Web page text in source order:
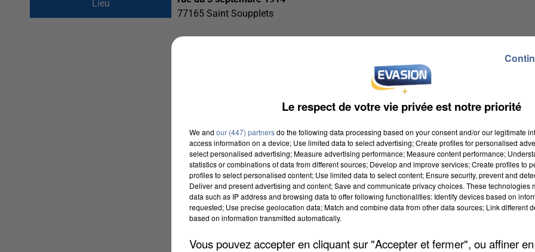
Lieu
77165 Saint Soupplets
Le respect de votre vie privée est notre priorité
We and our (447) partnersdo the following data processing based on your consent and/or our legitimate
access information on a device; Use limited data to select advertising; Create profiles for personalised
select personalised advertising; Measure advertising performance; Measure content performance;
statistics or combinations of data from different sources; Develop and improve services; Create profiles to
profiles to select personalised content; Use limited data to select content; Ensure security, prevent and
Deliver and present advertising and content; Save and communicate privacy choices. These technologies
data such as IP address and browsing data to offer following functionalities: Identify devices based on
requested; Use precise geolocation data; Match and combine data from other data sources; Link different
based on information transmitted automatically.
Vous pouvez accepter en cliquant sur "Accepter et fermer", ou affiner